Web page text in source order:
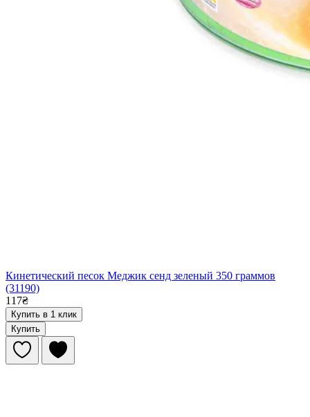
Кинетический песок Меджик сенд зеленый 350 граммов
(31190)
117₴
Купить в 1 клик
Купить